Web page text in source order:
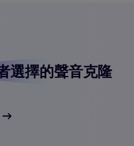
選擇的聲音克隆